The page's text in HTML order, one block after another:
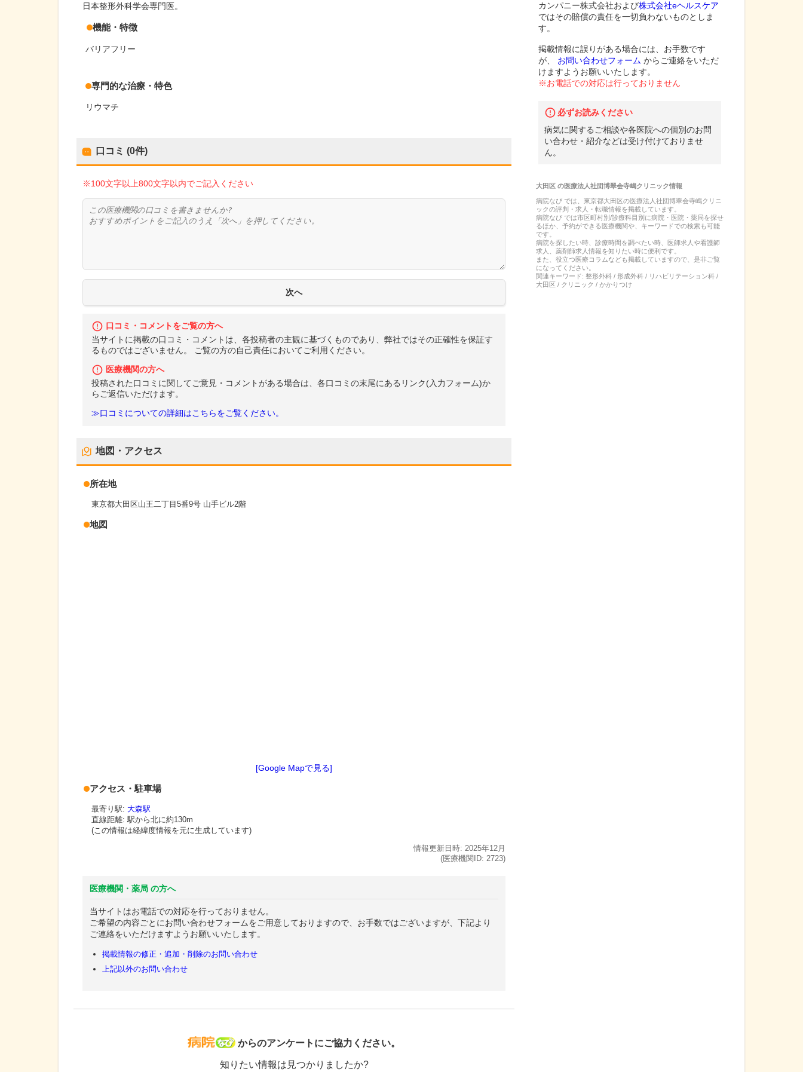
日本整形外科学会専門医。
機能・特徴
バリアフリー
専門的な治療・特色
リウマチ
口コミ (0件)
※100文字以上800文字以内でご記入ください
口コミ・コメントをご覧の方へ
当サイトに掲載の口コミ・コメントは、各投稿者の主観に基づくものであり、弊社ではその正確性を保証す
るものではございません。 ご覧の方の自己責任においてご利用ください。
医療機関の方へ
投稿された口コミに関してご意見・コメントがある場合は、各口コミの末尾にあるリンク(入力フォーム)か
らご返信いただけます。
≫口コミについての詳細はこちらをご覧ください。
地図・アクセス
所在地
東京都大田区山王二丁目5番9号 山手ビル2階
地図
[Google Mapで見る]
アクセス・駐車場
最寄り駅: 大森駅
直線距離: 駅から北に約130m
(この情報は経緯度情報を元に生成しています)
情報更新日時: 2025年12月
(医療機関ID: 2723)
医療機関・薬局 の方へ
当サイトはお電話での対応を行っておりません。
ご希望の内容ごとにお問い合わせフォームをご用意しておりますので、お手数ではございますが、下記より
ご連絡をいただけますようお願いいたします。
掲載情報の修正・追加・削除のお問い合わせ
上記以外のお問い合わせ
病院なび
からのアンケートにご協力ください。
知りたい情報は見つかりましたか?
カンパニー株式会社および株式会社eヘルスケア
ではその賠償の責任を一切負わないものとしま
す。
掲載情報に誤りがある場合には、お手数です
が、
お問い合わせフォーム からご連絡をいただ
けますようお願いいたします。
※お電話での対応は行っておりません
必ずお読みください
病気に関するご相談や各医院への個別のお問
い合わせ・紹介などは受け付けておりませ
ん。
大田区の医療法人社団博翠会寺嶋クリニック情報
病院なび では、 東京都大田区の医療法人社団博翠会寺嶋クリニ
ックの評判・求人・転職情報を掲載しています。
病院なび では市区町村別/診療科目別に病院・医院・薬局を探せ
るほか、予約ができる医療機関や、キーワードでの検索も可能
です。
病院を探したい時、診療時間を調べたい時、医師求人や看護師
求人、薬剤師求人情報を知りたい時に便利です。
また、役立つ医療コラムなども掲載していますので、是非ご覧
になってください。
関連キーワード: 整形外科 / 形成外科 / リハビリテーション科 /
大田区 / クリニック / かかりつけ